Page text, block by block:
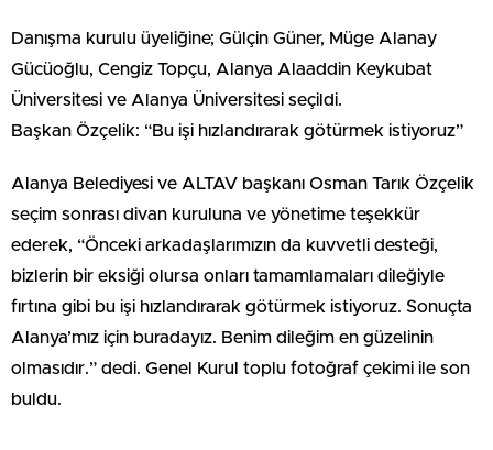
Danışma kurulu üyeliğine; Gülçin Güner, Müge Alanay
Gücüoğlu, Cengiz Topçu, Alanya Alaaddin Keykubat
Üniversitesi ve Alanya Üniversitesi seçildi.
Başkan Özçelik: “Bu işi hızlandırarak götürmek istiyoruz”
Alanya Belediyesi ve ALTAV başkanı Osman Tarık Özçelik
seçim sonrası divan kuruluna ve yönetime teşekkür
ederek, “Önceki arkadaşlarımızın da kuvvetli desteği,
bizlerin bir eksiği olursa onları tamamlamaları dileğiyle
fırtına gibi bu işi hızlandırarak götürmek istiyoruz. Sonuçta
Alanya’mız için buradayız. Benim dileğim en güzelinin
olmasıdır.” dedi. Genel Kurul toplu fotoğraf çekimi ile son
buldu.